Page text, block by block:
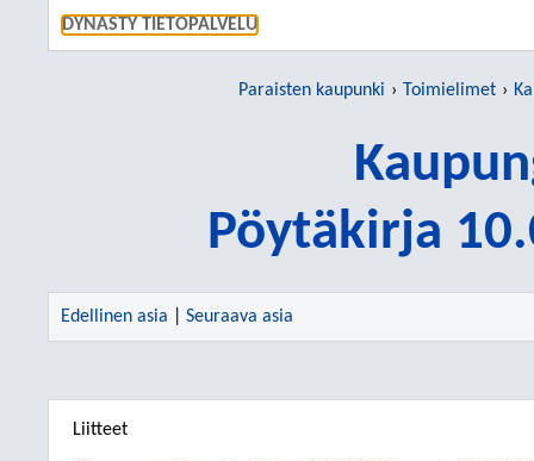
DYNASTY TIETOPALVELU
Paraisten kaupunki Toimielimet
Pöytäkirja
Edellinen asia Seuraava asia
Liitteet